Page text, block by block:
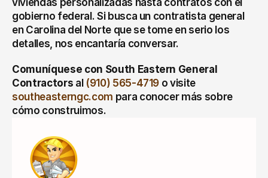
viviendas personalizadas hasta contratos con el
gobierno federal. Si busca un contratista general
en Carolina del Norte que se tome en serio los
detalles, nos encantaría conversar.
Comuníquese con South Eastern General
Contractors al (910) 565-4719
southeasterngc.com para conocer más sobre
cómo construimos.